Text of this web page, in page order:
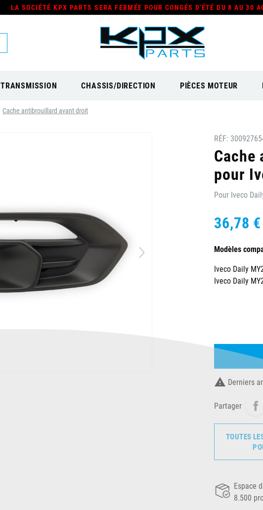
LA SOCIÉTÉ KPX PARTS SERA FERMÉE POUR CONGÉS D'ÉTÉ DU 8 AU 30
TRANSMISSION CHASSIS/DIRECTION PIÈCES MOTEUR
Cache antibrouillard avant droit
RÉF:
pour
Pour Iveco
36,78 €
Modèles
Iveco Daily
Iveco Daily
 Derniers
Partager
TOUTES
Espace
8.500